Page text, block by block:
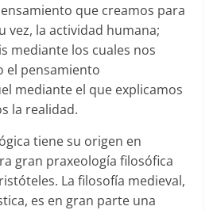
que creamos para
vez, la actividad humana;
mediante los cuales nos
el pensamiento
mediante el que explicamos
la realidad.
tiene su origen en
gran praxeología filosófica
La filosofía medieval,
es en gran parte una